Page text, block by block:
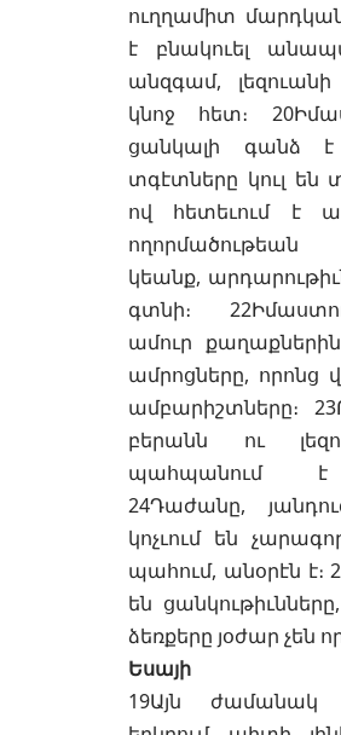
ուղղամիտ
է բնակուել
անզգամ,
կնոջ հետ։
ցանկալի գանձ
տգէտները կուլ են
ով հետեւում է
կեանք,
գտնի։
ամուր
ամրոցները, որոնց
ամբարիշտները։
բերանն ու
պահպանում է
24Դաժանը,
կոչւում են
պահում, անօրէն է։
են
ձեռքերը յօժար չեն
Եսայի
19Այն ժամանակ